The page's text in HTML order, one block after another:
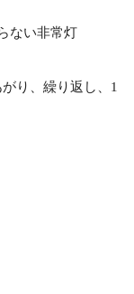
ない非常灯
り、繰り返し、1